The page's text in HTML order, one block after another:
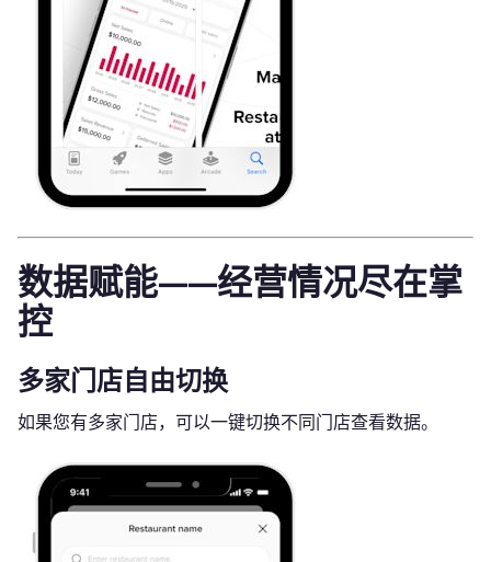
数据赋能——经营情况尽在掌
控
多家门店自由切换
如果您有多家门店，可以一键切换不同门店查看数据。